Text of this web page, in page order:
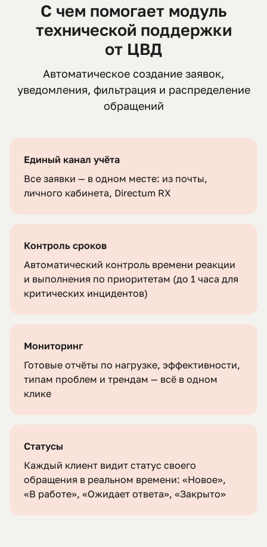
С чем помогает модуль
технической поддержки
от ЦВД
Автоматическое создание заявок,
уведомления, фильтрация и распределение
обращений
Единый канал учёта
Все заявки — в одном месте: из почты,
личного кабинета, Directum RX
Контроль сроков
Автоматический контроль времени реакции
и выполнения по приоритетам (до 1 часа для
критических инцидентов)
Мониторинг
Готовые отчёты по нагрузке, эффективности,
типам проблем и трендам — всё в одном
клике
Статусы
Каждый клиент видит статус своего
обращения в реальном времени: «Новое»,
«В работе», «Ожидает ответа», «Закрыто»